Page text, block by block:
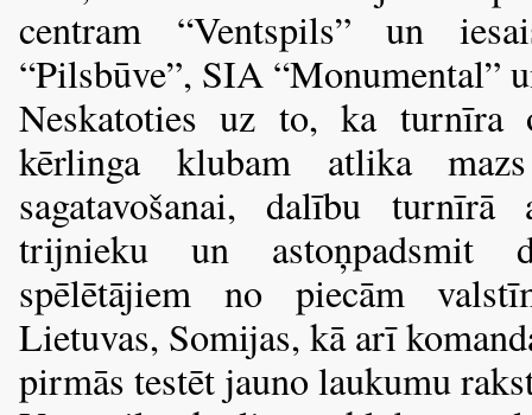
centram “Ventspils” un
“Pilsbūve”, SIA “Monumental”
Neskatoties uz to, ka turnīra
kērlinga klubam atlika
sagatavošanai, dalību turnīrā
trijnieku un astoņpadsmit
spēlētājiem no piecām
Lietuvas, Somijas, kā arī
pirmās testēt jauno laukumu